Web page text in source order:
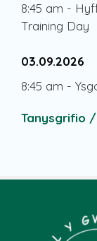
8:45 am -
Training Day
03.09.2026
8:45 am -
Tanysgrifio